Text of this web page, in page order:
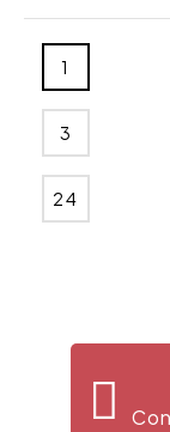
1
3
24